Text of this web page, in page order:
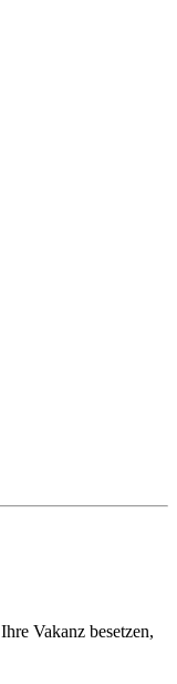
Vakanz besetzen,